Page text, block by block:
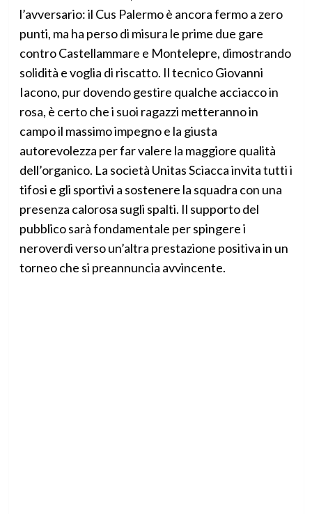
l’avversario: il Cus Palermo è ancora fermo a zero
punti, ma ha perso di misura le prime due gare
contro Castellammare e Montelepre, dimostrando
solidità e voglia di riscatto. Il tecnico Giovanni
Iacono, pur dovendo gestire qualche acciacco in
rosa, è certo che i suoi ragazzi metteranno in
campo il massimo impegno e la giusta
autorevolezza per far valere la maggiore qualità
dell’organico. La società Unitas Sciacca invita tutti i
tifosi e gli sportivi a sostenere la squadra con una
presenza calorosa sugli spalti. Il supporto del
pubblico sarà fondamentale per spingere i
neroverdi verso un’altra prestazione positiva in un
torneo che si preannuncia avvincente.